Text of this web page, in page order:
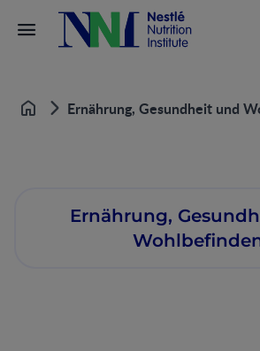
Home Ernährung, Gesundheit und
Ernährung,